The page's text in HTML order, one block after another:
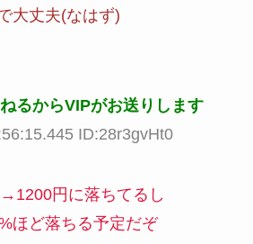
大丈夫(なはず)
るからVIPがお送りします
ID:28r3gvHt0
円に落ちてるし
ほど落ちる予定だぞ